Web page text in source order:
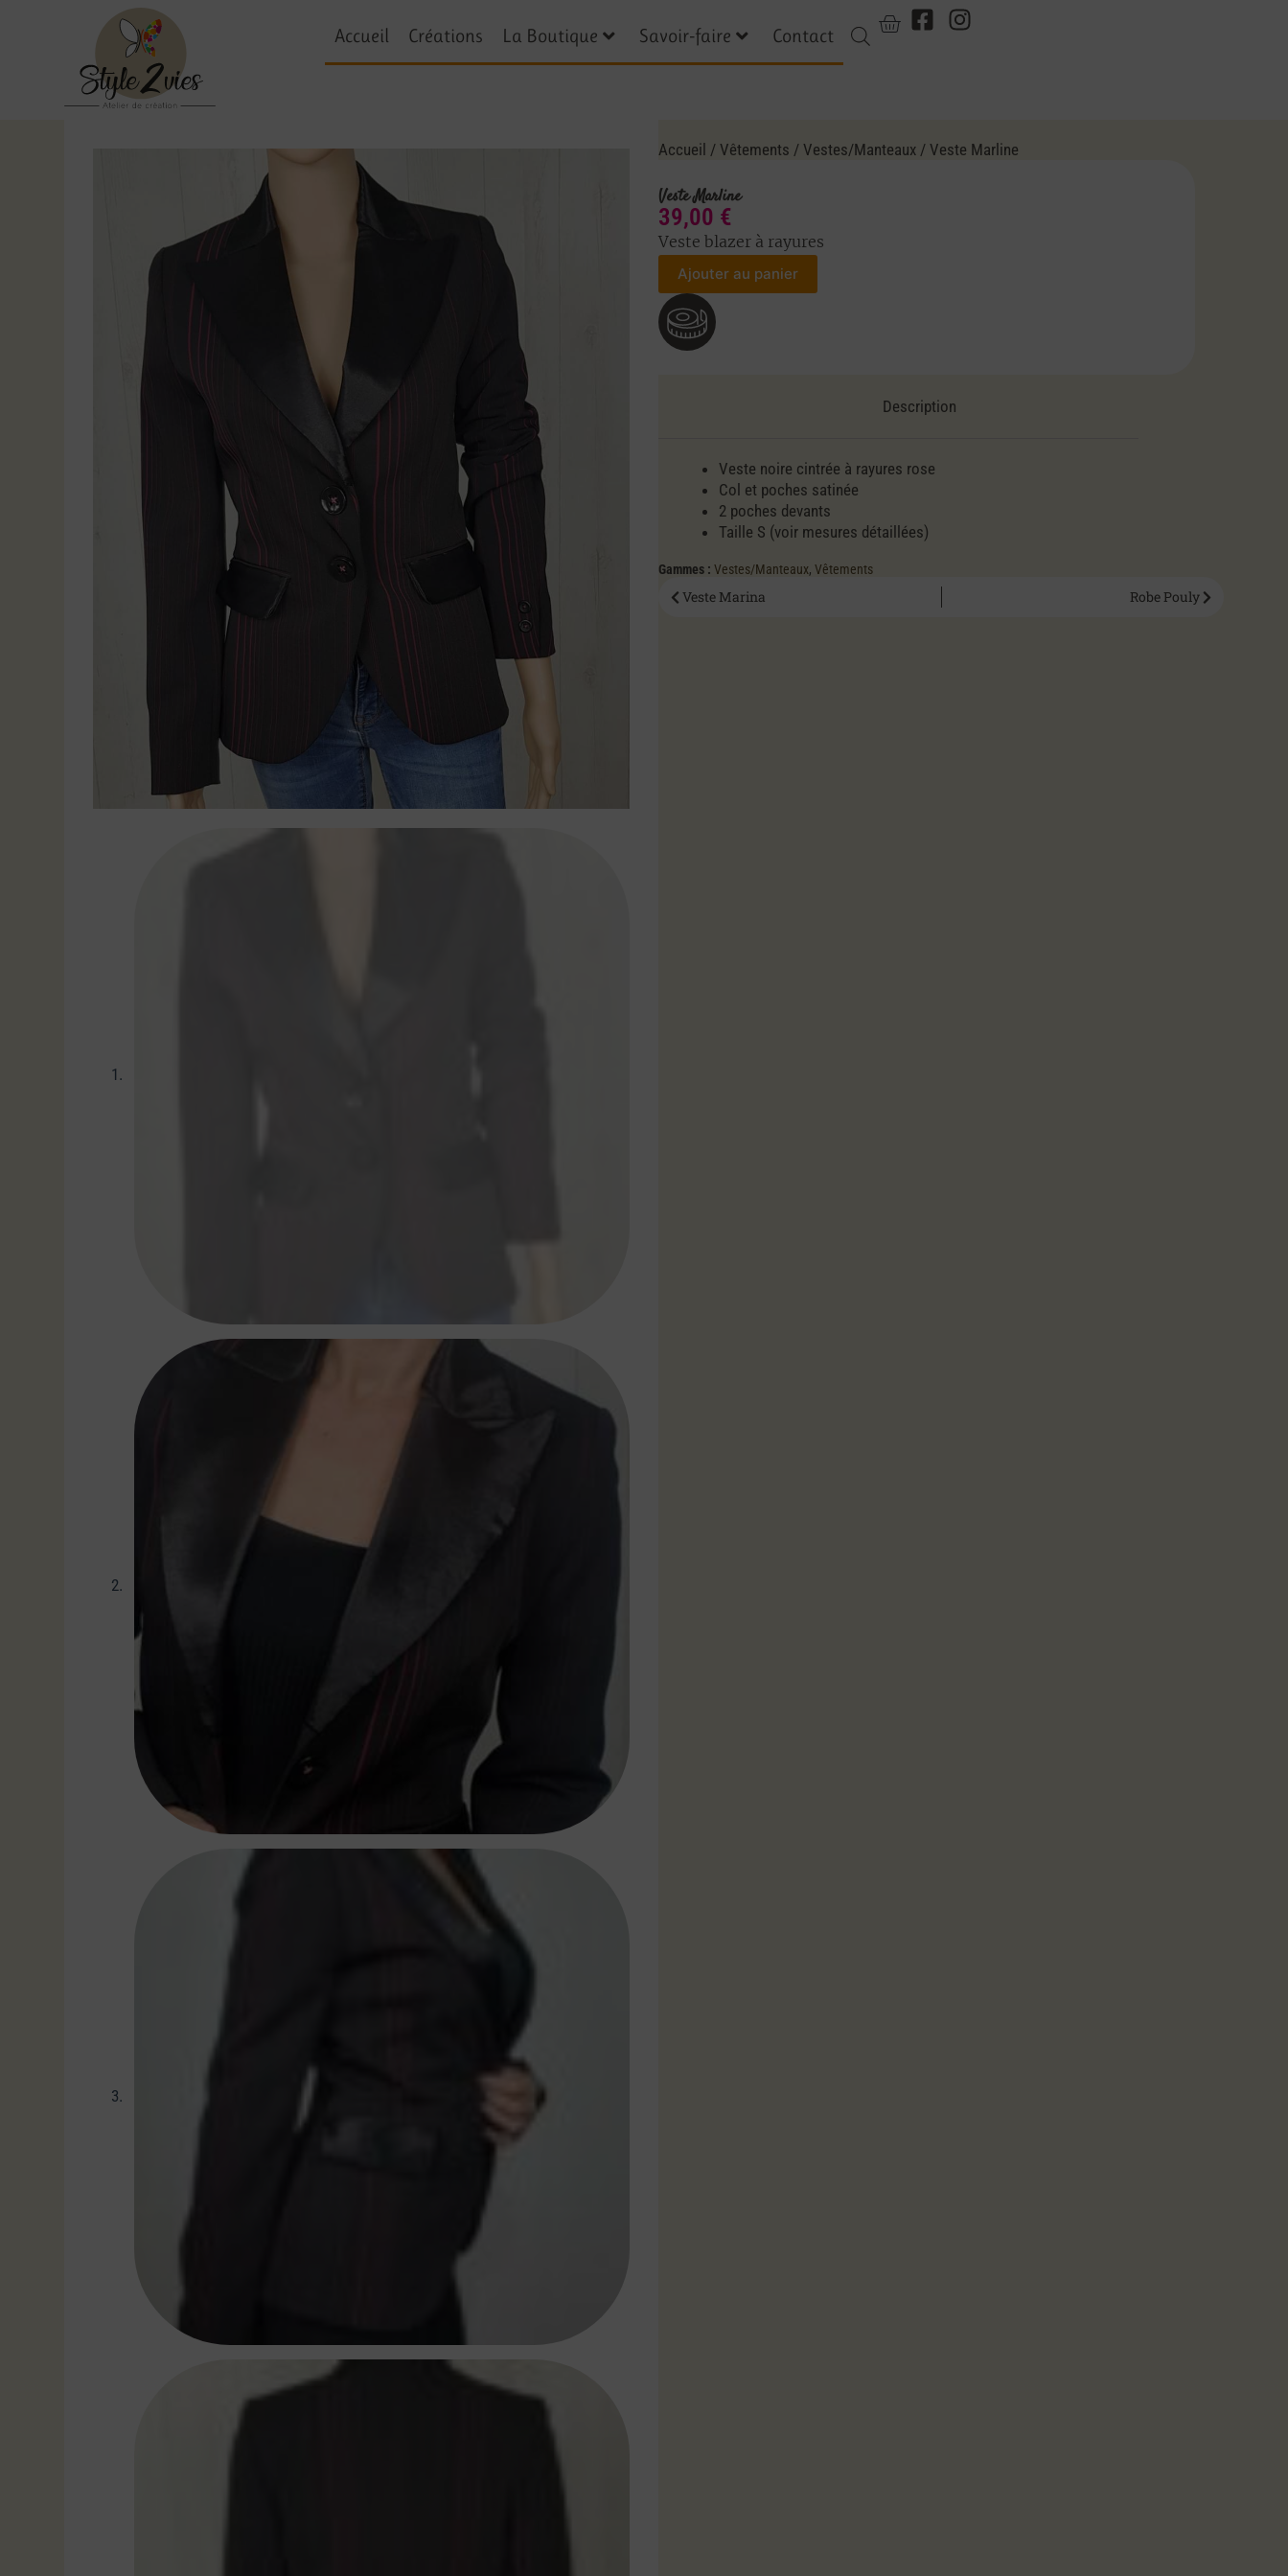
Accueil Créations La Boutique Savoir-faire Contact
Accueil /Vêtements /Vestes/Manteaux / Veste Marline
Veste Marline
39,00 €
Veste blazer à rayures
Ajouter au panier
Description
Veste noire cintrée à rayures rose
Col et poches satinée
2 poches devants
Taille S (voir mesures détaillées)
Gammes : Vestes/Manteaux,Vêtements
Veste Marina Robe Pouly